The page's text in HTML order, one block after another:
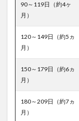
90～119日（約4ヶ
月）
120～149日（約5ヵ
月）
150～179日（約6ヵ
月）
180～209日（約7ヵ
月）